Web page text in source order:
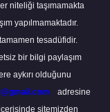
niteliği taşımamakta
yapılmamaktadır.
tesadüfidir.
bir bilgi paylaşım
aykırı olduğunu
adresine
sitemizden